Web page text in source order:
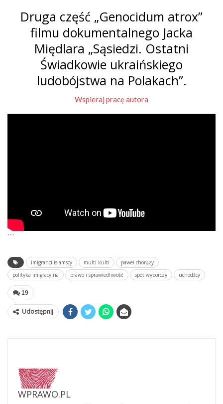
Druga część „Genocidum atrox”
filmu dokumentalnego Jacka
Międlara „Sąsiedzi. Ostatni
Świadkowie ukraińskiego
ludobójstwa na Polakach”.
Wspieraj pracę autora
```
imigranci islamscy multi kulti
paweł chorąży
polityka imigracyjna
prawo i sprawiedliwość spot wyborczy uchodźcy
19
Udostępnij
WPRAWO.PL